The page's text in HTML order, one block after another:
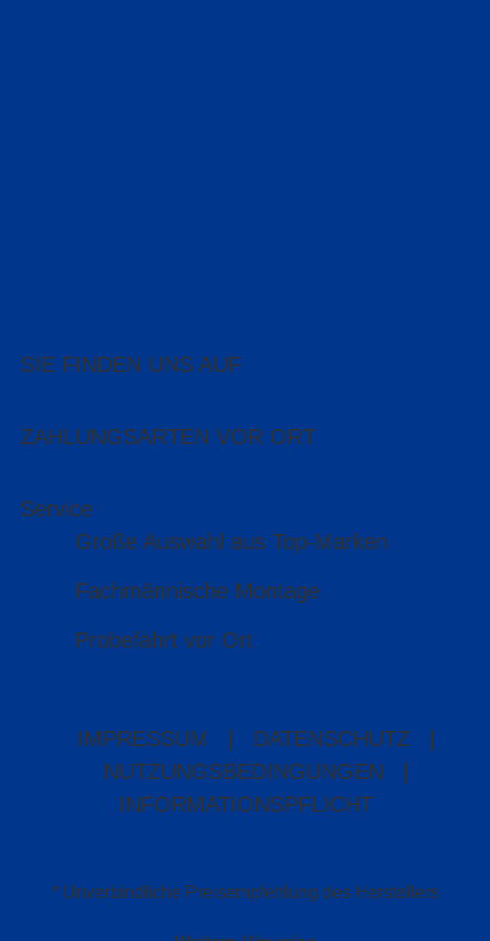
SIE FINDEN UNS AUF
ZAHLUNGSARTEN VOR ORT
Service
Große Auswahl aus Top-Marken
Fachmännische Montage
Probefahrt vor Ort
IMPRESSUM DATENSCHUTZ
NUTZUNGSBEDINGUNGEN
INFORMATIONSPFLICHT
* Unverbindliche Preisempfehlung des Herstellers